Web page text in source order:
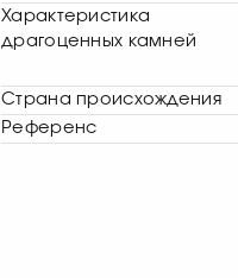
Характеристика
драгоценных камней
Страна происхождения
Референс